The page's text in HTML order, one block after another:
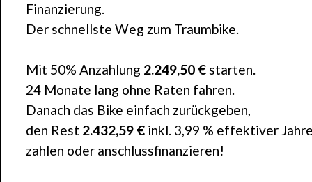
Finanzierung.
Der schnellste Weg zum Traumbike.
Mit 50% Anzahlung 2.249,50 € starten.
24 Monate lang ohne Raten fahren.
Danach das Bike einfach zurückgeben,
den Rest 2.432,59 € inkl. 3,99 % effektiver
zahlen oder anschlussfinanzieren!